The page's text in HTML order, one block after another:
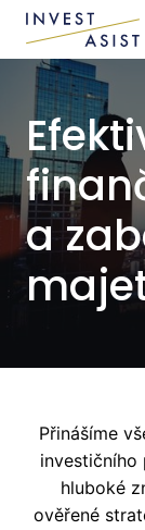
a
Přinášíme
investičního
hluboké
ověřené